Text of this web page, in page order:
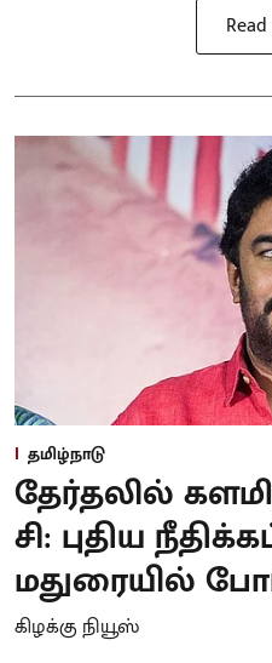
தமிழ்நாடு
தேர்தலில்
சி: புதிய
மதுரையில்
கிழக்கு நியூஸ்